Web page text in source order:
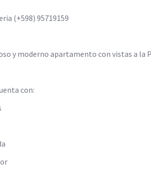
(+598) 95719159
y moderno apartamento con vistas a la
con: